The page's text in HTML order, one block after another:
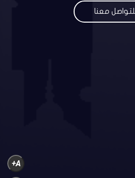
معنا
A+